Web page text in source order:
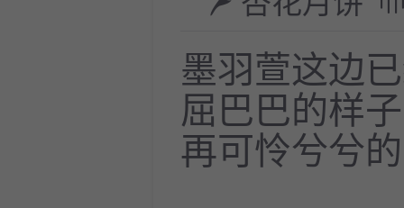
墨羽萱这边
屈巴巴的样
再可怜兮兮